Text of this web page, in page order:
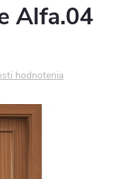
Alfa.04
hodnotenia